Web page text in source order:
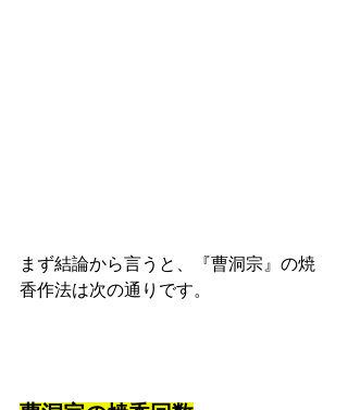
まず結論から言うと、『曹洞宗』の焼
香作法は次の通りです。